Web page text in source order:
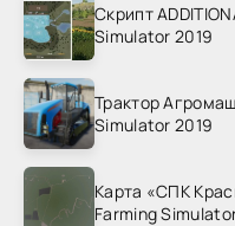
Скрипт
Simulator 2019
Трактор
Simulator 2019
Карта «СПК
Farming